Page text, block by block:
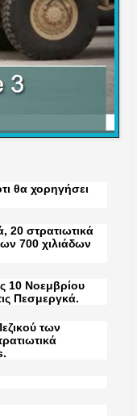
θα χορηγήσει
20 στρατιωτικά
700 χιλιάδων
10 Νοεμβρίου
Πεσμεργκά.
των